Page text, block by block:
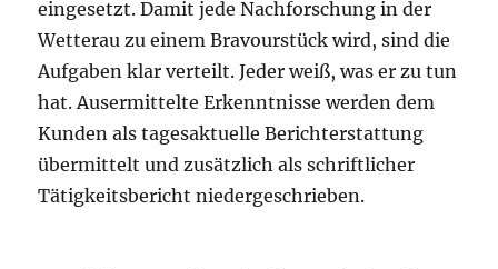
eingesetzt. Damit jede Nachforschung in der
Wetterau zu einem Bravourstück wird, sind die
Aufgaben klar verteilt. Jeder weiß, was er zu tun
hat. Ausermittelte Erkenntnisse werden dem
Kunden als tagesaktuelle Berichterstattung
übermittelt und zusätzlich als schriftlicher
Tätigkeitsbericht niedergeschrieben.